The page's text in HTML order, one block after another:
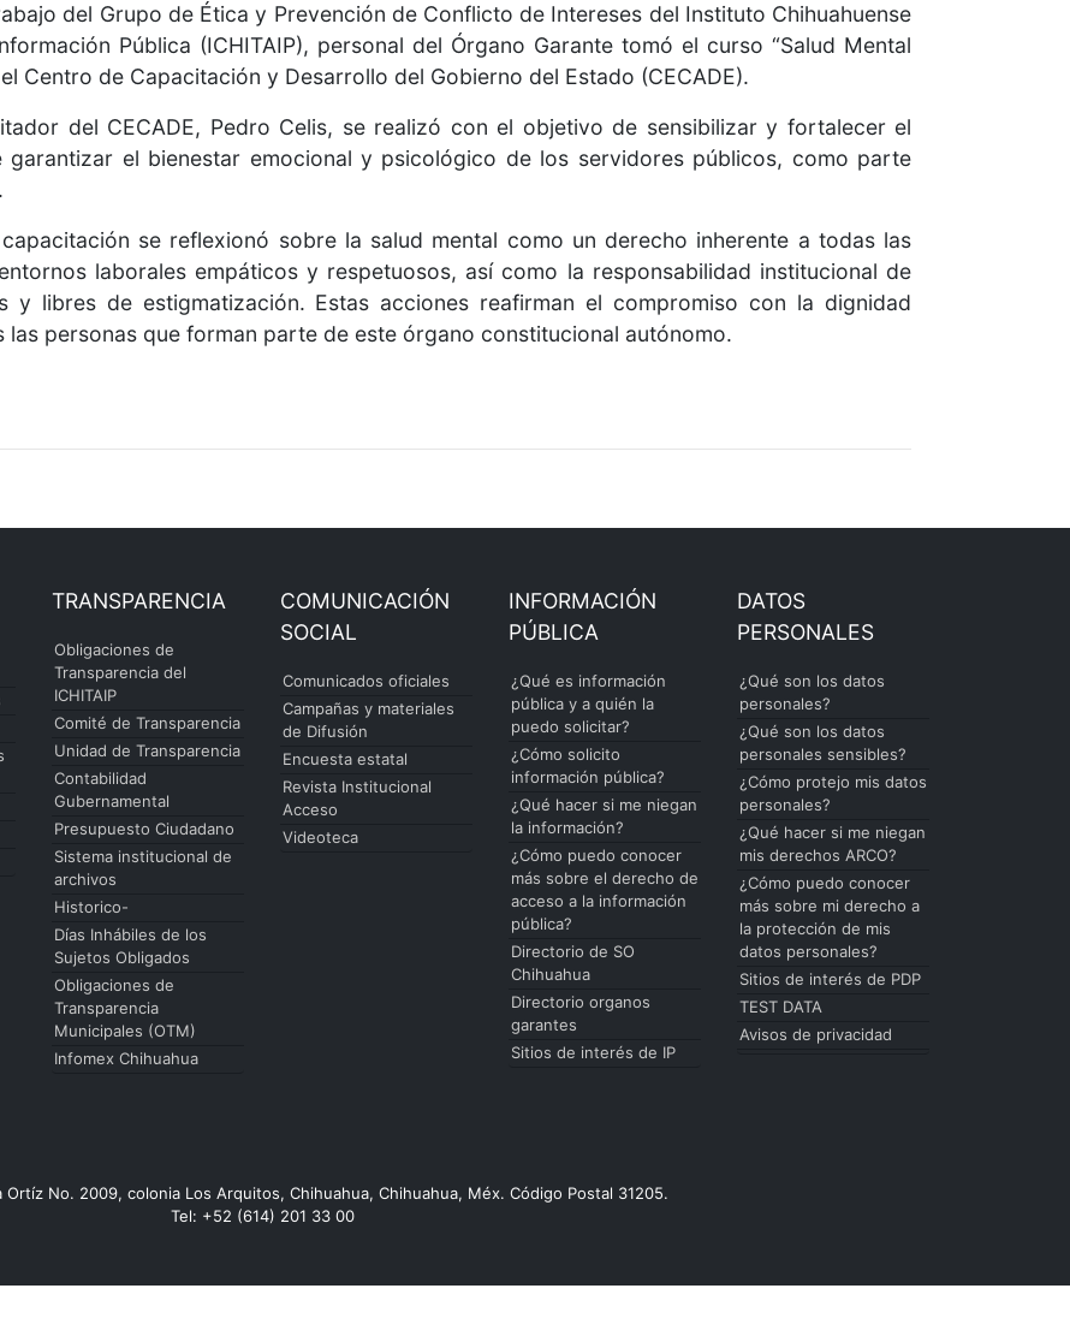
del Grupo de Ética y Prevención de Conflicto de Intereses del Instituto Chihuahuense
Pública (ICHITAIP), personal del Órgano Garante tomó el curso “Salud Mental
Centro de Capacitación y Desarrollo del Gobierno del Estado (CECADE).
del CECADE, Pedro Celis, se realizó con el objetivo de sensibilizar y fortalecer el
el bienestar emocional y psicológico de los servidores públicos, como parte
se reflexionó sobre la salud mental como un derecho inherente a todas las
laborales empáticos y respetuosos, así como la responsabilidad institucional de
y libres de estigmatización. Estas acciones reafirman el compromiso con la dignidad
las personas que forman parte de este órgano constitucional autónomo.
TRANSPARENCIA
Obligaciones de
Transparencia del
ICHITAIP
Comité de Transparencia
Unidad de Transparencia
Contabilidad
Gubernamental
Presupuesto Ciudadano
Sistema institucional de
archivos
Historico-
Días Inhábiles de los
Sujetos Obligados
Obligaciones de
Transparencia
Municipales (OTM)
Infomex Chihuahua
COMUNICACIÓN
SOCIAL
Comunicados oficiales
Campañas y materiales
de Difusión
Encuesta estatal
Revista Institucional
Acceso
Videoteca
INFORMACIÓN
PÚBLICA
¿Qué es información
pública y a quién la
puedo solicitar?
¿Cómo solicito
información pública?
¿Qué hacer si me niegan
la información?
¿Cómo puedo conocer
más sobre el derecho de
acceso a la información
pública?
Directorio de SO
Chihuahua
Directorio organos
garantes
Sitios de interés de IP
DATOS
PERSONALES
¿Qué son los datos
personales?
¿Qué son los datos
personales sensibles?
¿Cómo protejo mis datos
personales?
¿Qué hacer si me niegan
mis derechos ARCO?
¿Cómo puedo conocer
más sobre mi derecho a
la protección de mis
datos personales?
Sitios de interés de PDP
TEST DATA
Avisos de privacidad
Ortíz No. 2009, colonia Los Arquitos, Chihuahua, Chihuahua, Méx. Código Postal 31205.
Tel: +52 (614) 201 33 00